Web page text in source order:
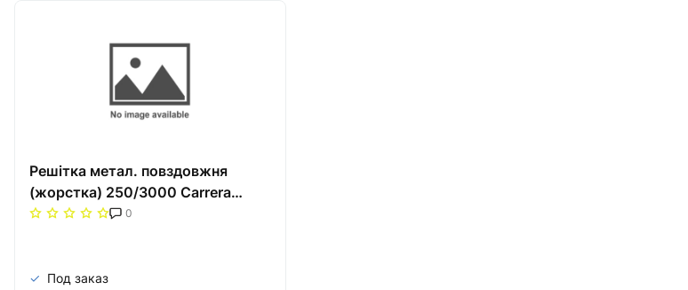
Решітка метал. повздовжня
(жорстка) 250/3000 Carrera
Сатин
0
Под заказ